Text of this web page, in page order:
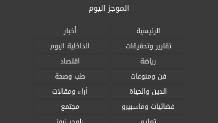
الموجز اليوم
الرئيسية
أخبار
تقارير وتحقيقات
الداخلية اليوم
رياضة
اقتصاد
فن ومنوعات
طب وصحة
الدين والحياة
أراء ومقالات
فضائيات وماسبيرو
مجتمع